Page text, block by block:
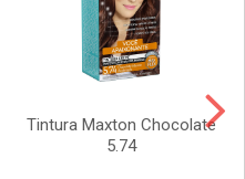
Tintura Maxton Chocolate
5.74